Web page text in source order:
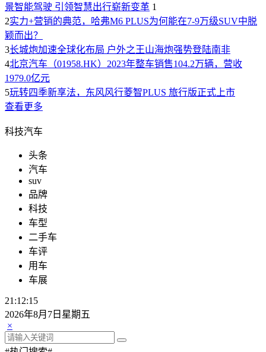
景智能驾驶 引领智慧出行崭新变革 1
2实力+营销的典范，哈弗M6 PLUS为何能在7-9万级SUV中脱
颖而出？
3长城炮加速全球化布局 户外之王山海炮强势登陆南非
4北京汽车（01958.HK）2023年整车销售104.2万辆，营收
1979.0亿元
5玩转四季新享法，东风风行菱智PLUS 旅行版正式上市
查看更多
科技汽车
头条
汽车
suv
品牌
科技
车型
二手车
车评
用车
车展
21:12:16
2026年8月7日星期五
×